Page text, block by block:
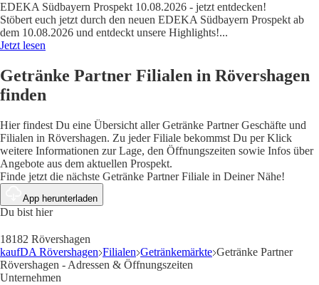
EDEKA Südbayern Prospekt 10.08.2026 - jetzt entdecken!
Stöbert euch jetzt durch den neuen EDEKA Südbayern Prospekt ab
dem 10.08.2026 und entdeckt unsere Highlights!...
Jetzt lesen
Getränke Partner Filialen in Rövershagen
finden
Hier findest Du eine Übersicht aller Getränke Partner Geschäfte und
Filialen in Rövershagen. Zu jeder Filiale bekommst Du per Klick
weitere Informationen zur Lage, den Öffnungszeiten sowie Infos über
Angebote aus dem aktuellen Prospekt.
Finde jetzt die nächste Getränke Partner Filiale in Deiner Nähe!
App herunterladen
Du bist hier
18182 Rövershagen
kaufDA Rövershagen Filialen Getränkemärkte Getränke Partner
Rövershagen - Adressen & Öffnungszeiten
Unternehmen